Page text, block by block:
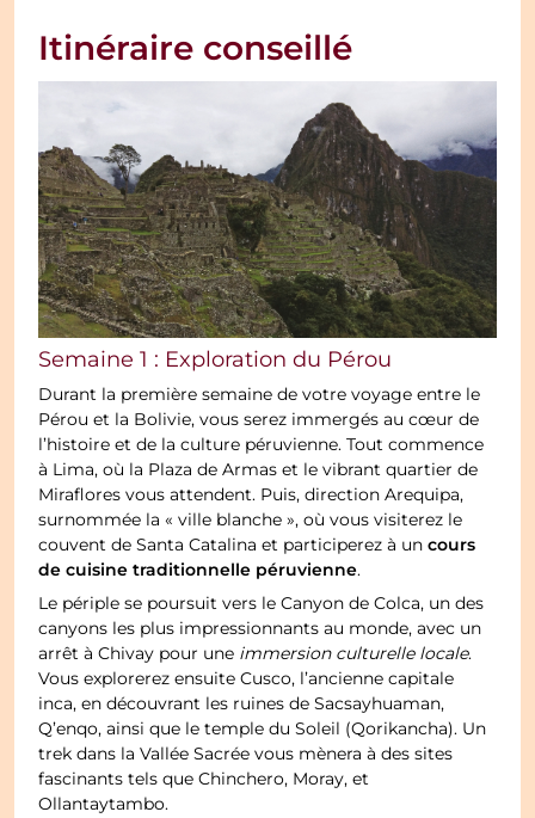
Itinéraire conseillé
Semaine 1 : Exploration du Pérou
Durant la première semaine de votre voyage entre le
Pérou et la Bolivie, vous serez immergés au cœur de
l’histoire et de la culture péruvienne. Tout commence
à Lima, où la Plaza de Armas et le vibrant quartier de
Miraflores vous attendent. Puis, direction Arequipa,
surnommée la « ville blanche », où vous visiterez le
couvent de Santa Catalina et participerez à uncours
de cuisine traditionnelle péruvienne.
Le périple se poursuit vers le Canyon de Colca, un des
canyons les plus impressionnants au monde, avec un
arrêt à Chivay pour une immersion culturelle locale.
Vous explorerez ensuite Cusco, l’ancienne capitale
inca, en découvrant les ruines de Sacsayhuaman,
Q’enqo, ainsi que le temple du Soleil (Qorikancha). Un
trek dans la Vallée Sacrée vous mènera à des sites
fascinants tels que Chinchero, Moray, et
Ollantaytambo.